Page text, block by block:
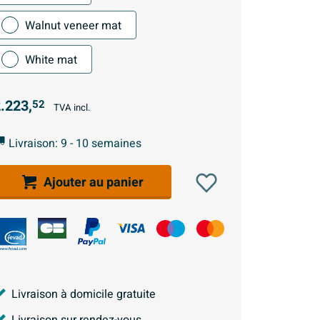
Walnut veneer mat
White mat
52 TVA incl.
Livraison: 9 - 10 semaines
Ajouter au panier
Livraison à domicile gratuite